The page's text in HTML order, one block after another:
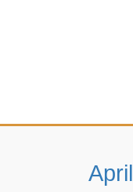
April